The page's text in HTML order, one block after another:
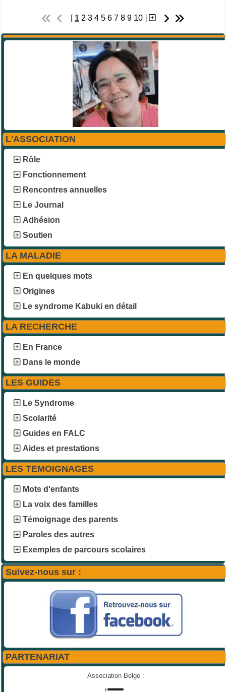
L'ASSOCIATION
Rôle
Fonctionnement
Rencontres annuelles
Le Journal
Adhésion
Soutien
LA MALADIE
En quelques mots
Origines
Le syndrome Kabuki en détail
LA RECHERCHE
En France
Dans le monde
LES GUIDES
Le Syndrome
Scolarité
Guides en FALC
Aides et prestations
LES TEMOIGNAGES
Mots d'enfants
La voix des familles
Témoignage des parents
Paroles des autres
Exemples de parcours scolaires
[ 1 2 3 4 5 6 7 8 9 10 ]
Suivez-nous sur :
PARTENARIAT
Association Belge :